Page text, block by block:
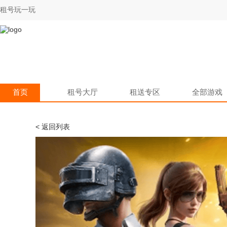
租号玩一玩
首页 租号大厅 租送专区 全部游戏
< 返回列表